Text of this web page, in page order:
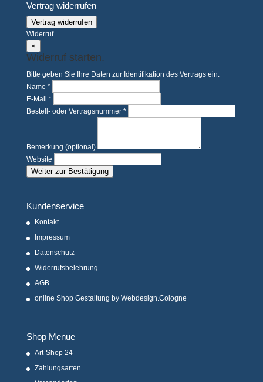
Vertrag widerrufen
Vertrag widerrufen
Widerruf
×
Widerruf starten.
Bitte geben Sie Ihre Daten zur Identifikation des Vertrags ein.
Name *
E-Mail *
Bestell- oder Vertragsnummer *
Bemerkung (optional)
Website
Weiter zur Bestätigung
Kundenservice
Kontakt
Impressum
Datenschutz
Widerrufsbelehrung
AGB
online Shop Gestaltung by Webdesign.Cologne
Shop Menue
Art-Shop 24
Zahlungsarten